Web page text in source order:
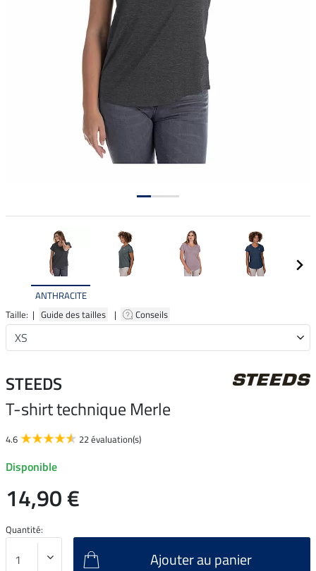
ANTHRACITE
Taille: | Guide des tailles | Conseils
STEEDS
T-shirt technique Merle
4.6 22 évaluation(s)
Disponible
14,90 €
Quantité:
Ajouter au panier